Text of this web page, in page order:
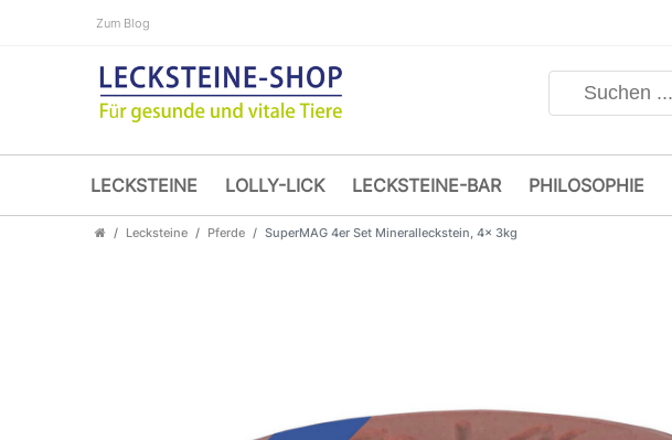
Zum Blog
LECKSTEINE LOLLY-LICK LECKSTEINE-BAR PHILOSOPHIE
Lecksteine Pferde SuperMAG 4er Set Mineralleckstein, 4x 3kg